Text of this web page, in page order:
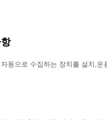
동으로 수집하는 장치를 설치,